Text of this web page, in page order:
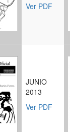
Ver PDF
JUNIO
2013
Ver PDF